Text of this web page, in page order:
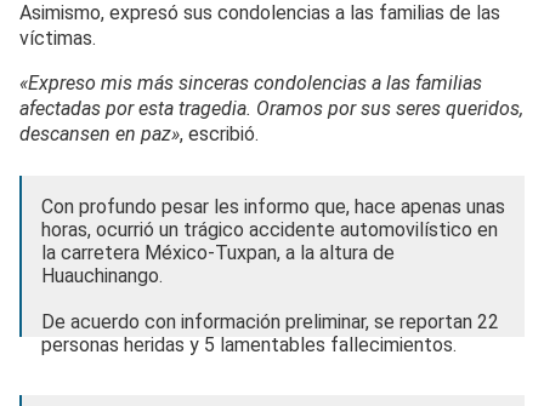
Asimismo, expresó sus condolencias a las familias de las
víctimas.
«Expreso mis más sinceras condolencias a las familias
afectadas por esta tragedia. Oramos por sus seres queridos,
descansen en paz», escribió.
Con profundo pesar les informo que, hace apenas unas
horas, ocurrió un trágico accidente automovilístico en
la carretera México-Tuxpan, a la altura de
Huauchinango.
De acuerdo con información preliminar, se reportan 22
personas heridas y 5 lamentables fallecimientos.